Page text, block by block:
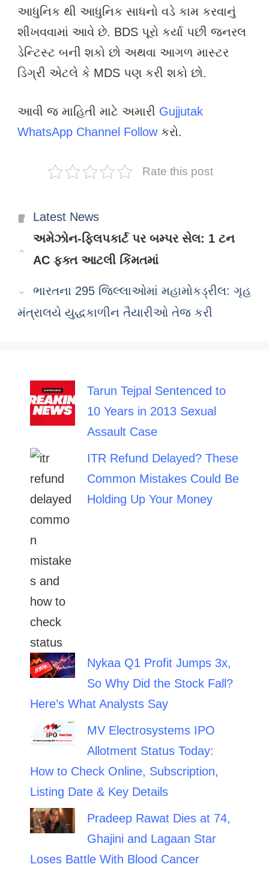
આધુનિક થી આધુનિક સાધનો વડે કામ કરવાનું
શીખવવામાં આવે છે. BDS પૂરો કર્યા પછી જનરલ
ડેન્ટિસ્ટ બની શકો છો અથવા આગળ માસ્ટર
ડિગ્રી એટલે કે MDS પણ કરી શકો છો.
આવી જ માહિતી માટે અમારી Gujjutak
WhatsApp Channel Followકરો.
Rate this post
Categories
Latest News
અમેઝોન-ફ્લિપકાર્ટ પર બમ્પર સેલ: 1 ટન
AC ફક્ત આટલી કિંમતમાં
ભારતના 295 જિલ્લાઓમાં મહામોકડ્રીલ: ગૃહ
મંત્રાલયે યુદ્ધકાળીન તૈયારીઓ તેજ કરી
Tarun Tejpal Sentenced to
10 Years in 2013 Sexual
Assault Case
ITR Refund Delayed? These
Common Mistakes Could Be
Holding Up Your Money
Nykaa Q1 Profit Jumps 3x,
So Why Did the Stock Fall?
Here’s What Analysts Say
MV Electrosystems IPO
Allotment Status Today:
How to Check Online, Subscription,
Listing Date & Key Details
Pradeep Rawat Dies at 74,
Ghajini and Lagaan Star
Loses Battle With Blood Cancer